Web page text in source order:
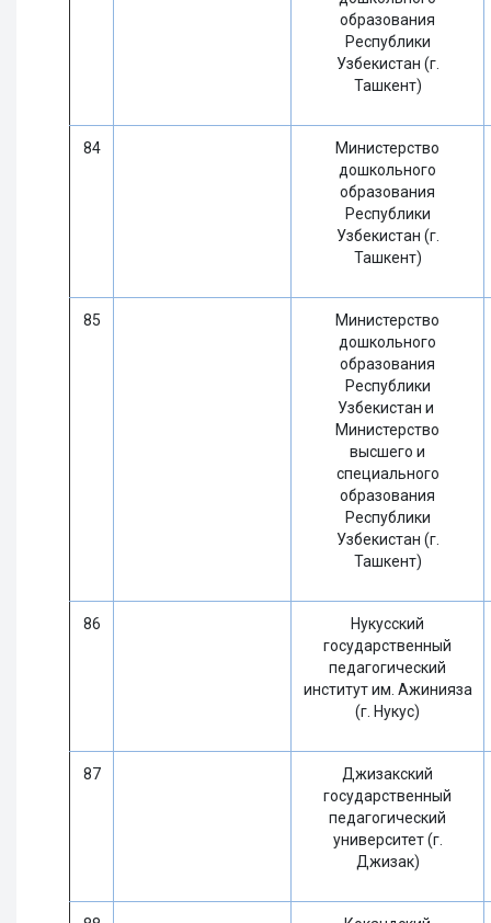
образования
Республики
Узбекистан (г.
Ташкент)
84
Министерство
дошкольного
образования
Республики
Узбекистан (г.
Ташкент)
85
Министерство
дошкольного
образования
Республики
Узбекистан и
Министерство
высшего и
специального
образования
Республики
Узбекистан (г.
Ташкент)
86
Нукусский
государственный
педагогический
институт им. Ажинияза
(г. Нукус)
87
Джизакский
государственный
педагогический
университет (г.
Джизак)